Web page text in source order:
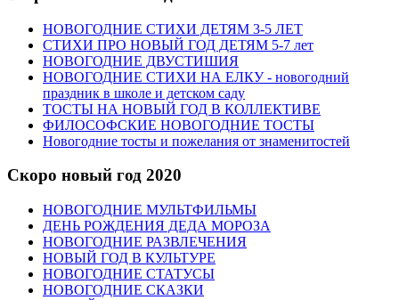
НОВОГОДНИЕ СТИХИ ДЕТЯМ 3-5 ЛЕТ
СТИХИ ПРО НОВЫЙ ГОД ДЕТЯМ 5-7 лет
НОВОГОДНИЕ ДВУСТИШИЯ
НОВОГОДНИЕ СТИХИ НА ЕЛКУ - новогодний
праздник в школе и детском саду
ТОСТЫ НА НОВЫЙ ГОД В КОЛЛЕКТИВЕ
ФИЛОСОФСКИЕ НОВОГОДНИЕ ТОСТЫ
Новогодние тосты и пожелания от знаменитостей
Скоро новый год 2020
НОВОГОДНИЕ МУЛЬТФИЛЬМЫ
ДЕНЬ РОЖДЕНИЯ ДЕДА МОРОЗА
НОВОГОДНИЕ РАЗВЛЕЧЕНИЯ
НОВЫЙ ГОД В КУЛЬТУРЕ
НОВОГОДНИЕ СТАТУСЫ
НОВОГОДНИЕ СКАЗКИ